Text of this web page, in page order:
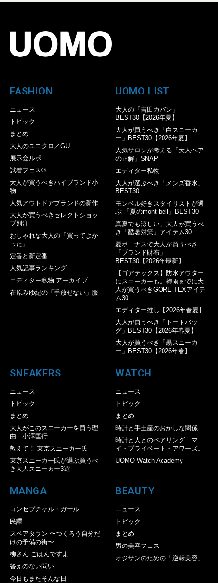
FASHION
ニュース
トピック
まとめ
大人のユニクロ／GU
展示会ルポ
試着フェス®︎
大人が買うべきハイブランド小
物
人気アウトドアブランドの新作
大人が買うべきセレクトショッ
プ別注
おしゃれな大人の「買ってよか
った」
定番と新定番
人気記事ランキング
エディター私物 アーカイブ
在原みゆ紀の「手放せない」服
UOMO LIST
大人の「吉田カバン」
BEST30【2026年夏】
大人が買うべき「白スニーカ
ー」BEST30【2026年夏】
人気サロンが考える「大人ヘア
の正解」SNAP
エディター私物
大人が選ぶべき「メンズ香水」
BEST30
モンベル好きスタイリストが選
ぶ 「夏のmont-bell」BEST30
真夏でも涼しい。大人が買うべ
き「酷暑対策」アイテム30
夏ボーナスで大人が買うべき
「ブランド財布」
BEST30【2026年最新】
【ゴアテックス】防水アウター
にスニーカーも。梅雨までに大
人が買うべきGORE-TEXアイテ
ム30
エディター推し【2026年春夏】
大人が買うべき「トートバッ
グ」BEST30【2026年春夏】
大人が買うべき「黒スニーカ
ー」BEST30【2026年春】
SNEAKERS
ニュース
トピック
まとめ
大人がこのスニーカーを買う理
由｜小澤匡行
教えて！ 東京スニーカー氏
東京スニーカー氏が選ぶ買うべ
き大人スニーカー3選
WATCH
ニュース
トピック
まとめ
時計と手土産のおかしな関係
時計と人とのペアリング｜マ
イ・プライベート・アワーズ。
UOMO Watch Academy
MANGA
コンセプチャル・ガール
民譚
スペアタウン 〜つくろう自分だ
けの予備の街〜
柳さん ごはんですよ
答えのない問い
今日もまたそんな日
BEAUTY
ニュース
トピック
まとめ
男の美容フェス
オジサンのための「逆転美容」